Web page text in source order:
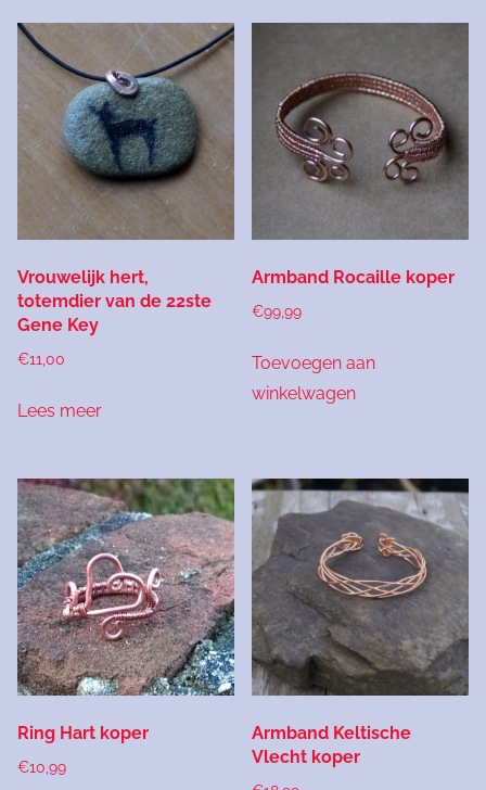
Vrouwelijk hert,
totemdier van de 22ste
Gene Key
€11,00
Lees meer
Armband Rocaille koper
€99,99
Toevoegen aan
winkelwagen
Ring Hart koper
€10,99
Armband Keltische
Vlecht koper